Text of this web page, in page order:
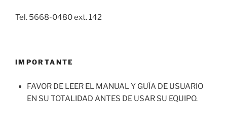
Tel. 5668-0480 ext. 142
IMPORTANTE
FAVOR DE LEER EL MANUAL Y GUÍA DE USUARIO
EN SU TOTALIDAD ANTES DE USAR SU EQUIPO.